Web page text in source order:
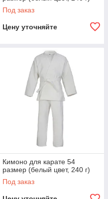
Под заказ
Цену уточняйте
Кимоно для карате 54
размер (белый цвет, 240 г)
Под заказ